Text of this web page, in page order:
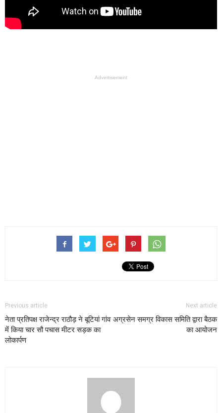
Advertisement
Previous article
नेता प्रतिपक्ष राजेन्द्र राठौड़ ने बूटियां गांव
में किया चार सौ पचास मीटर सड़क का
लोकार्पण
Next article
अग्रसेन समग्र विकास समिति द्वारा बैठक
का आयोजन